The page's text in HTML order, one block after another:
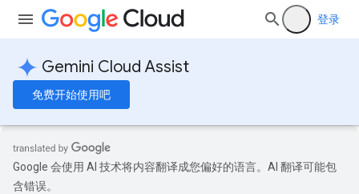
登录
Gemini Cloud Assist
免费开始使用吧
Google 会使用 AI 技术将内容翻译成您偏好的语言。AI 翻译可能包
含错误。